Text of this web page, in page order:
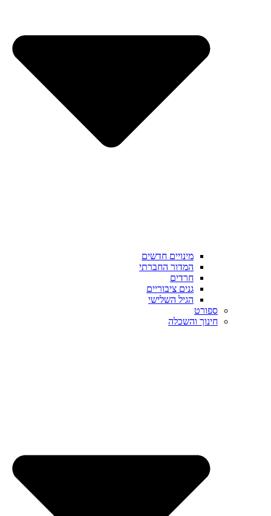
מינויים חדשים
המדור החברתי
חרדים
גנים ציבוריים
הגיל השלישי
ספורט
חינוך והשכלה